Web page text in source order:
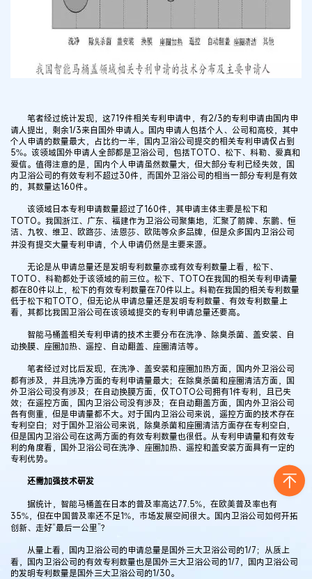
笔者经过统计发现，这719件相关专利申请中，有2/3的专利申请由国内申
请人提出，剩余1/3来自国外申请人。国内申请人包括个人、公司和高校，其中
个人申请的数量最大，占比约一半，国内卫浴公司提交的相关专利申请仅占到
5%。该领域国外申请人全部都是卫浴公司，包括TOTO、松下、科勒、爱真和
爱信。值得注意的是，国内个人申请虽然数量大，但大部分专利已经失效，国
内卫浴公司的有效专利不超过30件，而国外卫浴公司的相当一部分专利是有效
的，其数量达160件。
该领域日本专利申请数量超过了160件，其申请主体主要是松下和
TOTO。我国浙江、广东、福建作为卫浴公司聚集地，汇聚了箭牌、东鹏、恒
洁、九牧、维卫、欧路莎、法恩莎、欧陆等众多品牌，但是众多国内卫浴公司
并没有提交大量专利申请，个人申请仍然是主要来源。
无论是从申请总量还是发明专利数量亦或有效专利数量上看，松下、
TOTO、科勒都处于该领域的前三位。松下、TOTO在我国的相关专利申请量
都在80件以上，松下的有效专利数量在70件以上。科勒在我国的相关专利数量
低于松下和TOTO，但无论从申请总量还是发明专利数量、有效专利数量上
看，其都比我国卫浴公司在该领域提交的专利申请总量还要高。
智能马桶盖相关专利申请的技术主要分布在洗净、除臭杀菌、盖安装、自
动换膜、座圈加热、遥控、自动翻盖、座圈清洁等。
笔者经过对比后发现，在洗净、盖安装和座圈加热方面，国内外卫浴公司
都有涉及，并且洗净方面的专利申请量最大；在除臭杀菌和座圈清洁方面，国
外卫浴公司没有涉及；在自动换膜方面，仅TOTO公司拥有1件专利，且已失
效；在遥控方面，国内卫浴公司没有涉及；在自动翻盖方面，国内外卫浴公司
各有侧重，但是申请量都不大。对于国内卫浴公司来说，遥控方面的技术存在
专利空白；对于国外卫浴公司来说，除臭杀菌和座圈清洁方面存在专利空白，
但是国内卫浴公司在这两方面的有效专利数量也很低。从专利申请量和有效专
利的角度看，国外卫浴公司在洗净、座圈加热、遥控和盖安装方面具有一定的
专利优势。
还需加强技术研发
据统计，智能马桶盖在日本的普及率高达77.5%，在欧美普及率也有
35%，但在中国普及率还不足1%，市场发展空间很大。国内卫浴公司如何开拓
创新、走好“最后一公里”？
从量上看，国内卫浴公司的申请总量是国外三大卫浴公司的1/7；从质上
看，国内卫浴公司的有效专利数量也是国外三大卫浴公司的1/7，国内卫浴公司
的发明专利数量是国外三大卫浴公司的1/30。